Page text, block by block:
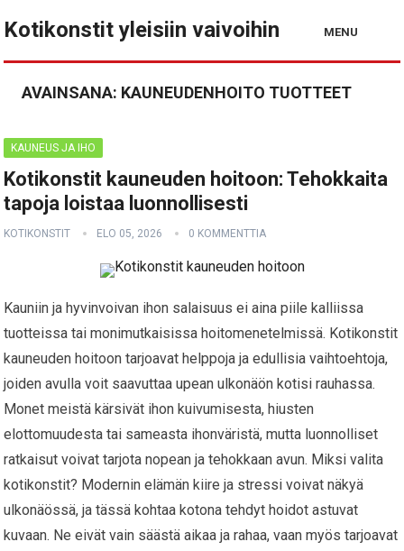
Kotikonstit yleisiin vaivoihin MENU
AVAINSANA: KAUNEUDENHOITO TUOTTEET
KAUNEUS JA IHO
Kotikonstit kauneuden hoitoon: Tehokkaita
tapoja loistaa luonnollisesti
KOTIKONSTIT ELO 05, 2026 0 KOMMENTTIA
Kauniin ja hyvinvoivan ihon salaisuus ei aina piile kalliissa
tuotteissa tai monimutkaisissa hoitomenetelmissä. Kotikonstit
kauneuden hoitoon tarjoavat helppoja ja edullisia vaihtoehtoja,
joiden avulla voit saavuttaa upean ulkonäön kotisi rauhassa.
Monet meistä kärsivät ihon kuivumisesta, hiusten
elottomuudesta tai sameasta ihonväristä, mutta luonnolliset
ratkaisut voivat tarjota nopean ja tehokkaan avun. Miksi valita
kotikonstit? Modernin elämän kiire ja stressi voivat näkyä
ulkonäössä, ja tässä kohtaa kotona tehdyt hoidot astuvat
kuvaan. Ne eivät vain säästä aikaa ja rahaa, vaan myös tarjoavat